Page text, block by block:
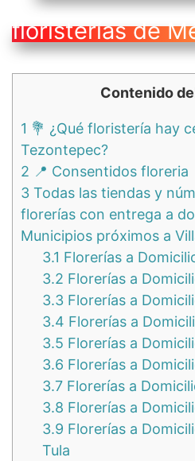
floristerías de
Contenido
1 💐 ¿Qué floristería hay
Tezontepec?
2 📍 Consentidos floreria
3 Todas las tiendas y
florerías con entrega a
Municipios próximos a
3.1 Florerías a
3.2 Florerías a
3.3 Florerías a
3.4 Florerías a
3.5 Florerías a
3.6 Florerías a
3.7 Florerías a
3.8 Florerías a
3.9 Florerías a
Tula